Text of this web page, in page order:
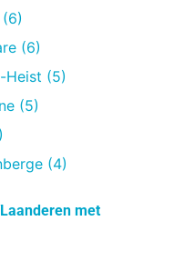
(6)
Heist (5)
(5)
(4)
met